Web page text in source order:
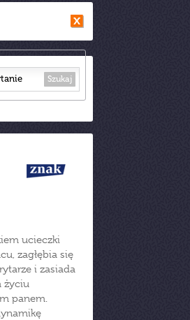
Szukaj
ucieczki
zagłębia się
i zasiada
życiu
panem.